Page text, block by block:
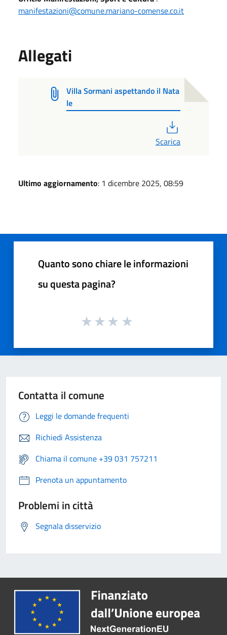
manifestazioni@comune.mariano-comense.co.it
Allegati
Villa Sormani aspettando il Nata
le
Scarica
Ultimo aggiornamento: 1 dicembre 2025, 08:59
Quanto sono chiare le informazioni
su questa pagina?
Contatta il comune
Leggi le domande frequenti
Richiedi Assistenza
Chiama il comune +39 031 757211
Prenota un appuntamento
Problemi in città
Segnala disservizio